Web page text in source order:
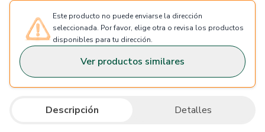
Este producto no puede enviarse la dirección
seleccionada. Por favor, elige otra o revisa los productos
disponibles para tu dirección.
Ver productos similares
Descripción Detalles